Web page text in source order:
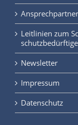
Leitlinien zum
Newsletter
Impressum
Datenschutz